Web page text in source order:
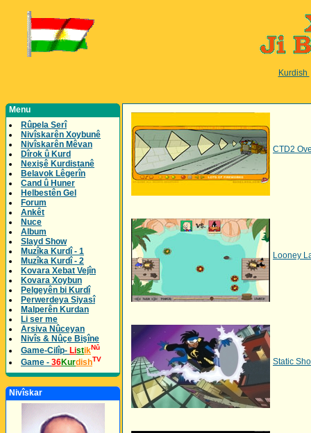
Kurdish
Menu
Rûpela Serî
Nivîskarên Xoybunê
Nivîskarên Mêvan
Dîrok û Kurd
Nexişê Kurdistanê
Belavok Lêgerîn
Cand û Huner
Helbestên Gel
Forum
Ankêt
Nuce
Album
Slayd Show
Muzîka Kurdî - 1
Muzîka Kurdî - 2
Kovara Xebat Vejîn
Kovara Xoybun
Pelgeyên bi Kurdî
Perwerdeya Siyasî
Malperên Kurdan
Li ser me
Arsiva Nûceyan
Nivîs & Nûçe Bişîne
Game-Cilîp- ListikNû
Game - 36KurdishTV
Nivîskar
CTD2
Looney
Static